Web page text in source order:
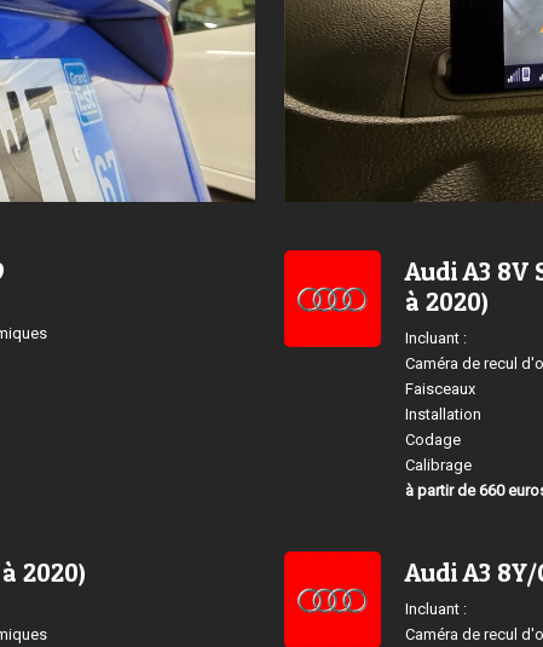
Audi A3 8V
à 2020)
Incluant :
Caméra de recul
Faisceaux
Installation
Codage
Calibrage
à partir de 660
2020) Audi A3 8Y/
Incluant :
Caméra de recul